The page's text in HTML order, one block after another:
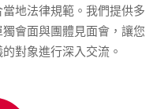
地法律規範。我們提供多
會面與團體見面會，讓您
對象進行深入交流。